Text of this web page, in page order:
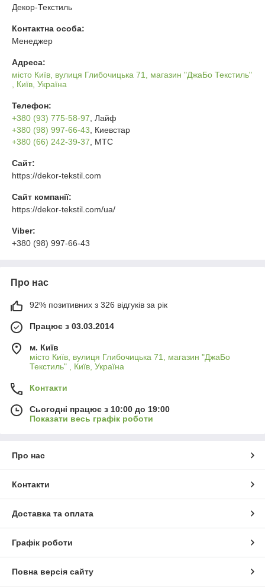
Декор-Текстиль
Контактна особа:
Менеджер
Адреса:
місто Київ, вулиця Глибочицька 71, магазин "ДжаБо Текстиль"
, Київ, Україна
Телефон:
+380 (93) 775-58-97 , Лайф
+380 (98) 997-66-43 , Киевстар
+380 (66) 242-39-37 , МТС
Сайт:
https://dekor-tekstil.com
Сайт компанії:
https://dekor-tekstil.com/ua/
Viber:
+380 (98) 997-66-43
Про нас
92% позитивних з 326 відгуків за рік
Працює з 03.03.2014
м. Київ
місто Київ, вулиця Глибочицька 71, магазин "ДжаБо
Текстиль" , Київ, Україна
Контакти
Сьогодні працює з 10:00 до 19:00
Показати весь графік роботи
Про нас
Контакти
Доставка та оплата
Графік роботи
Повна версія сайту